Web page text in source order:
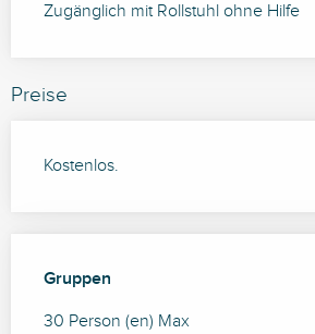
Zugänglich mit Rollstuhl ohne Hilfe
Preise
Kostenlos.
Gruppen
Gruppen
30 Person (en) Max